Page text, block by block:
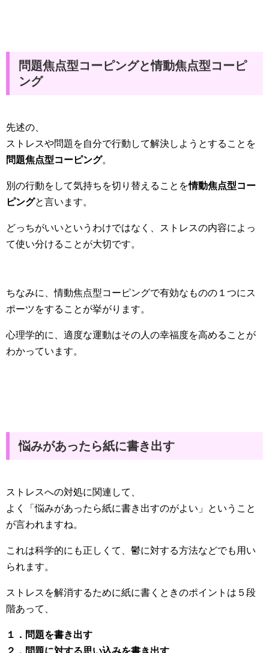
問題焦点型コーピングと情動焦点型コーピ
ング
先述の、
ストレスや問題を自分で行動して解決しようとすることを
問題焦点型コーピング。
別の行動をして気持ちを切り替えることを情動焦点型コー
ピングと言います。
どっちがいいというわけではなく、ストレスの内容によっ
て使い分けることが大切です。
ちなみに、情動焦点型コーピングで有効なものの１つにス
ポーツをすることが挙がります。
心理学的に、適度な運動はその人の幸福度を高めることが
わかっています。
悩みがあったら紙に書き出す
ストレスへの対処に関連して、
よく「悩みがあったら紙に書き出すのがよい」ということ
が言われますね。
これは科学的にも正しくて、鬱に対する方法などでも用い
られます。
ストレスを解消するために紙に書くときのポイントは５段
階あって、
１．問題を書き出す
２．問題に対する思い込みを書き出す